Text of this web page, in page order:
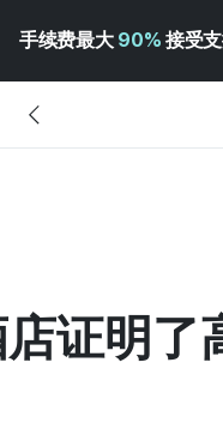
手续费最大 90% 接受
证明了